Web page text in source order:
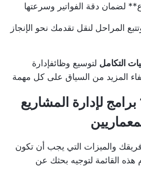
لضمان دقة الفواتير وسرعتها
تتبع المراحل لنقل تقدمك نحو الإنجاز
التكامل لتوسيع وظائفإدارة
المزيد من السياق على كل مهمة
## أفضل 10 برامج لإدارة المشاريع
والميزات التي يجب أن تكون
هذه القائمة لتوجيه بحثك عن